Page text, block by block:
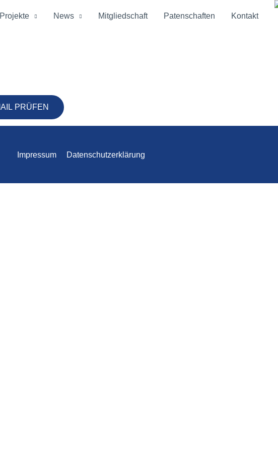
Projekte News Mitgliedschaft Patenschaften Kontakt
Impressum Datenschutzerklärung